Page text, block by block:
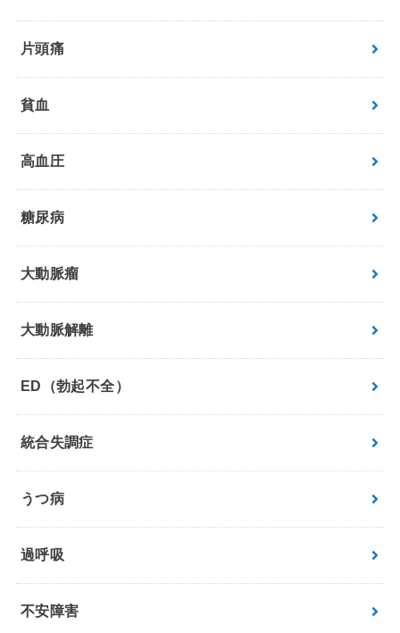
片頭痛
貧血
高血圧
糖尿病
大動脈瘤
大動脈解離
ED（勃起不全）
統合失調症
うつ病
過呼吸
不安障害